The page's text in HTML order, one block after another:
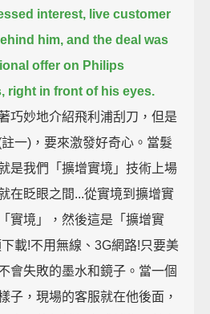
interest, live customer
him, and the deal was
offer on Philips
right in front of his eyes.
巧妙地介紹飛利浦刮刀，但是
一)，要來激發好奇心。當髮
是我們「擴增實境」技術上場
在眨眼之間...從實境到擴增實
實境」，然後這是「擴增實
載!不用無線、3G網路!只要美
會失敗的墨水和鏡子。當一個
子，現場的客服就在他後面，